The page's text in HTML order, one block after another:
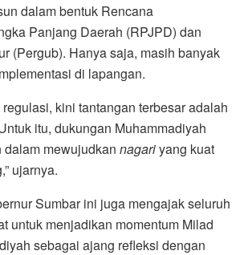
dalam bentuk Rencana
Panjang Daerah (RPJPD) dan
(Pergub). Hanya saja, masih banyak
di lapangan.
kini tantangan terbesar adalah
itu, dukungan Muhammadiyah
mewujudkan nagariyang kuat
ujarnya.
Sumbar ini juga mengajak seluruh
untuk menjadikan momentum Milad
sebagai ajang refleksi dengan